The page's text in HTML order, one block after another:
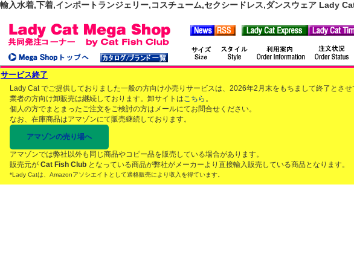
輸入水着,下着,インポートランジェリー,コスチューム,セクシードレス,ダンスウェア Lady
サービス終了
Lady Cat でご提供しておりました一般の方向け小売りサービスは、2026年2月末をもちまして終了とさせ
業者の方向け卸販売は継続しております。卸サイトはこちら 。
個人の方でまとまったご注文をご検討の方はメールにてお問合せください。
なお、在庫商品はアマゾンにて販売継続しております。
アマゾンの売り場へ
アマゾンでは弊社以外も同じ商品やコピー品を販売している場合があります。
販売元が Cat Fish Club となっている商品が弊社がメーカーより直接輸入販売している商品となります。
*Lady Catは、Amazonアソシエイトとして適格販売により収入を得ています。